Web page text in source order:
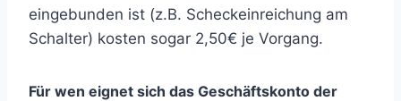
eingebunden ist (z.B. Scheckeinreichung am
Schalter) kosten sogar 2,50€ je Vorgang.
Für wen eignet sich das Geschäftskonto der